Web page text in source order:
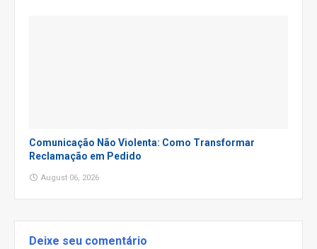
Comunicação Não Violenta: Como Transformar
Reclamação em Pedido
August 06, 2026
Deixe seu comentário